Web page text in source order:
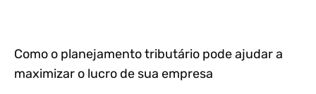
Como o planejamento tributário pode ajudar a
maximizar o lucro de sua empresa